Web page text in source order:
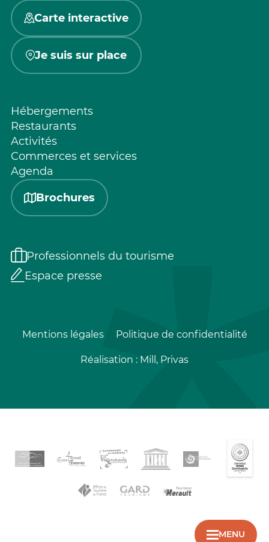
MENU
Carte interactive
Je suis sur place
Hébergements
Restaurants
Activités
Commerces et services
Agenda
Brochures
Professionnels du tourisme
Espace presse
Mentions légales Politique de confidentialité
Réalisation : Mill, Privas